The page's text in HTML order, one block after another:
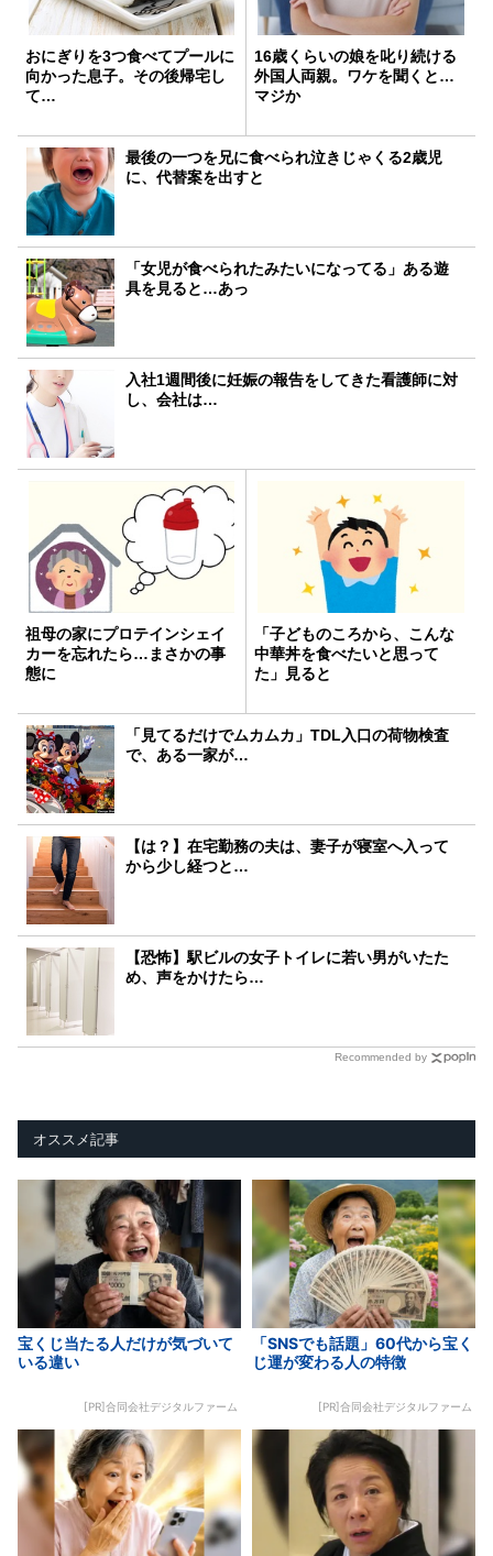
おにぎりを3つ食べてプールに
向かった息子。その後帰宅し
て…
16歳くらいの娘を叱り続ける
外国人両親。ワケを聞くと…
マジか
最後の一つを兄に食べられ泣きじゃくる2歳児
に、代替案を出すと
「女児が食べられたみたいになってる」ある遊
具を見ると…あっ
入社1週間後に妊娠の報告をしてきた看護師に対
し、会社は…
祖母の家にプロテインシェイ
カーを忘れたら…まさかの事
態に
「子どものころから、こんな
中華丼を食べたいと思って
た」見ると
「見てるだけでムカムカ」TDL入口の荷物検査
で、ある一家が…
【は？】在宅勤務の夫は、妻子が寝室へ入って
から少し経つと…
【恐怖】駅ビルの女子トイレに若い男がいたた
め、声をかけたら…
Recommended by
オススメ記事
宝くじ当たる人だけが気づいて
いる違い
[PR]合同会社デジタルファーム
「SNSでも話題」60代から宝く
じ運が変わる人の特徴
[PR]合同会社デジタルファーム